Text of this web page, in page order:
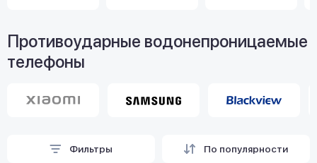
Противоударные водонепроницаемые
телефоны
Фильтры По популярности